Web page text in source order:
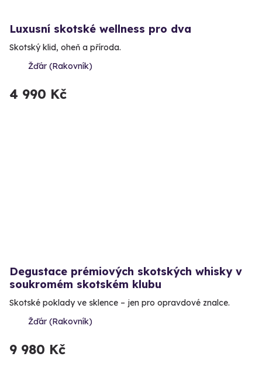
Luxusní skotské wellness pro dva
Skotský klid, oheň a příroda.
Žďár (Rakovník)
4 990 Kč
Degustace prémiových skotských whisky v
soukromém skotském klubu
Skotské poklady ve sklence – jen pro opravdové znalce.
Žďár (Rakovník)
9 980 Kč